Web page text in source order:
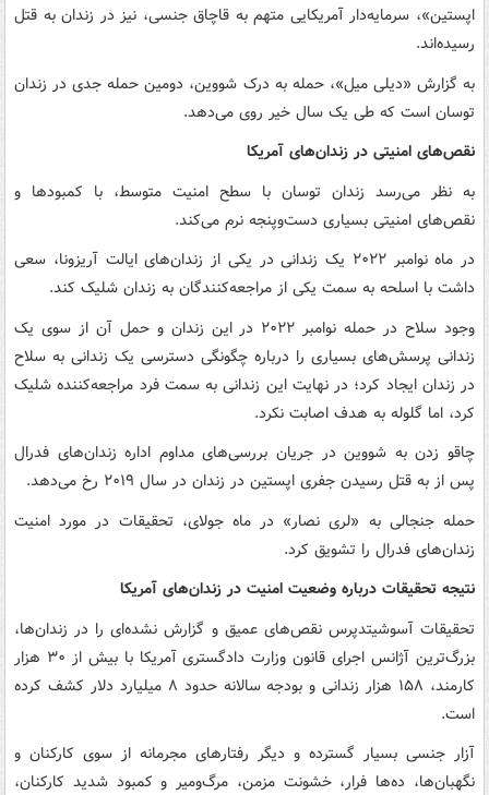
اپستین»، سرمایه‌دار آمریکایی متهم به قاچاق جنسی، نیز در زندان به قتل
رسیده‌اند.
به گزارش «دیلی میل»، حمله به درک شووین، دومین حمله جدی در زندان
توسان است که طی یک سال خیر روی می‌دهد.
نقص‌های امنیتی در زندان‌های آمریکا
به نظر می‌رسد زندان توسان با سطح امنیت متوسط، با کمبودها و
نقص‌های امنیتی بسیاری دست‌وپنجه نرم می‌کند.
در ماه نوامبر ۲۰۲۲ یک زندانی در یکی از زندان‌های ایالت آریزونا، سعی
داشت با اسلحه به سمت یکی از مراجعه‌کنندگان به زندان شلیک کند.
وجود سلاح در حمله نوامبر ۲۰۲۲ در این زندان و حمل آن از سوی یک
زندانی پرسش‌های بسیاری را درباره چگونگی دسترسی یک زندانی به سلاح
در زندان ایجاد کرد؛ در نهایت این زندانی به سمت فرد مراجعه‌کننده شلیک
کرد، اما گلوله به هدف اصابت نکرد.
چاقو زدن به شووین در جریان بررسی‌های مداوم اداره زندان‌های فدرال
پس از به قتل رسیدن جفری اپستین در زندان در سال ۲۰۱۹ رخ می‌دهد.
حمله جنجالی به «لری نصار» در ماه جولای، تحقیقات در مورد امنیت
زندان‌های فدرال را تشویق کرد.
نتیجه تحقیقات درباره وضعیت امنیت در زندان‌های آمریکا
تحقیقات آسوشیتدپرس نقص‌های عمیق و گزارش نشده‌ای را در زندان‌ها،
بزرگ‌ترین آژانس اجرای قانون وزارت دادگستری آمریکا با بیش از ۳۰ هزار
کارمند، ۱۵۸ هزار زندانی و بودجه سالانه حدود ۸ میلیارد دلار کشف کرده
است.
آزار جنسی بسیار گسترده و دیگر رفتارهای مجرمانه از سوی کارکنان و
نگهبان‌ها، ده‌ها فرار، خشونت مزمن، مرگ‌ومیر و کمبود شدید کارکنان،